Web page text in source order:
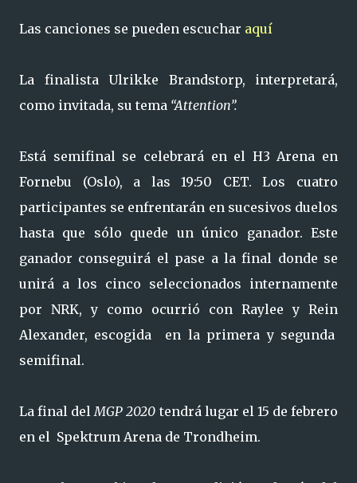
Las canciones se pueden escuchar aquí
La finalista Ulrikke Brandstorp, interpretará,
como invitada, su tema “Attention”.
Está semifinal se celebrará en el H3 Arena en
Fornebu (Oslo), a las 19:50 CET. Los cuatro
participantes se enfrentarán en sucesivos duelos
hasta que sólo quede un único ganador. Este
ganador conseguirá el pase a la final donde se
unirá a los cinco seleccionados internamente
por NRK, y como ocurrió con Raylee y Rein
Alexander, escogida en la primera y segunda
semifinal.
La final delMGP 2020 tendrá lugar el 15 de febrero
en el Spektrum Arena de Trondheim.